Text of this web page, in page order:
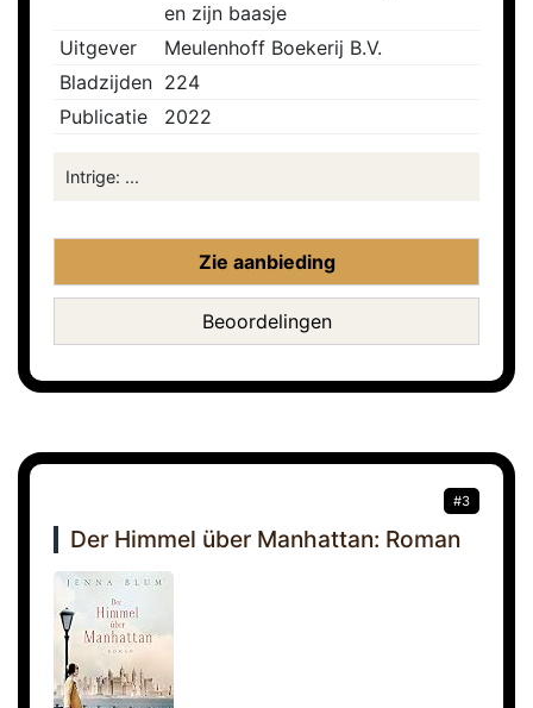
en zijn baasje
Uitgever
Meulenhoff Boekerij B.V.
Bladzijden 224
Publicatie
2022
Intrige: ...
Zie aanbieding
Beoordelingen
#3
Der Himmel über Manhattan: Roman